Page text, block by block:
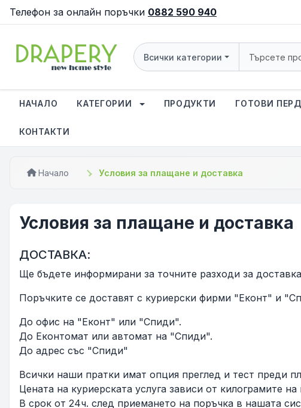
Телефон за онлайн поръчки 0882 590 940
Всички категории
НАЧАЛО КАТЕГОРИИ ПРОДУКТИ ГОТОВИ
КОНТАКТИ
Начало Условия за плащане и доставка
Условия за плащане и доставка
ДОСТАВКА:
Ще бъдете информирани за точните разходи за
Поръчките се доставят с куриерски фирми "Еконт" и
До офис на "Еконт" или "Спиди".
До Еконтомат или автомат на "Спиди".
До адрес със "Спиди"
Всички наши пратки имат опция преглед и тест преди
Цената на куриерската услуга зависи от килограмите
В срок от 24ч. след приемането на поръчка в нашата